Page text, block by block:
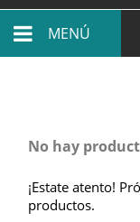
MENÚ
No hay
¡Estate atento!
productos.